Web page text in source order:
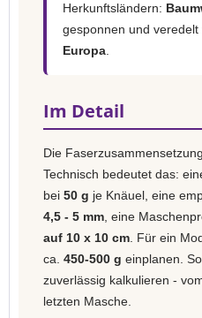
Herkunftsländern:
gesponnen und
Europa
Im Detail
Die
Technisch bedeutet das:
bei 50 g je Knäuel, eine
4,5 - 5 mm , eine
auf 10 x 10 cm . Für ein
ca. 450-500 g einplanen.
zuverlässig kalkulieren -
letzten Masche.